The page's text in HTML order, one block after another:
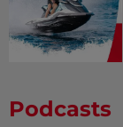
Podcasts